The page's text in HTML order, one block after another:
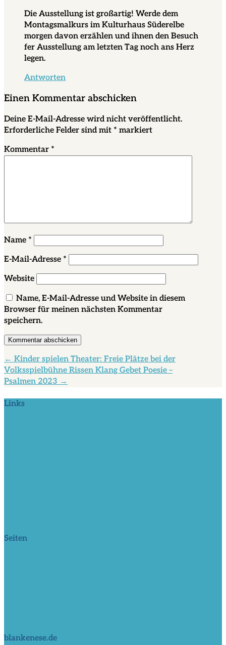
Die Ausstellung ist großartig! Werde dem
Montagsmalkurs im Kulturhaus Süderelbe
morgen davon erzählen und ihnen den Besuch
fer Ausstellung am letzten Tag noch ans Herz
legen.
Antworten
Einen Kommentar abschicken
Deine E-Mail-Adresse wird nicht veröffentlicht.
Erforderliche Felder sind mit * markiert
Kommentar *
Name *
E-Mail-Adresse *
Website
Name, E-Mail-Adresse und Website in diesem
Browser für meinen nächsten Kommentar
speichern.
Kommentar abschicken
← Kinder spielen Theater: Freie Plätze bei der
Volksspielbühne Rissen Klang Gebet Poesie –
Psalmen 2023 →
Links
Seiten
blankenese.de